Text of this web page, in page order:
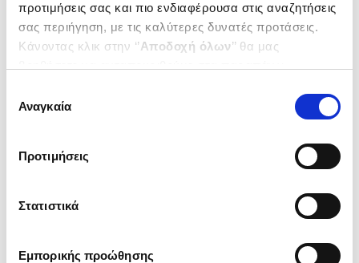
προτιμήσεις σας και πιο ενδιαφέρουσα στις αναζητήσεις
σας περιήγηση, με τις καλύτερες δυνατές προτάσεις.
Κάνοντας κλικ στην ‘’Αποδοχή όλων’’ θα μας
ενδιαφέρουν και να επιλέξετε από τα παρακάτω με την
΄΄και να ενημερωθείτε σχετικά με
συγκατάθεσης
Αναγκαία
Προτιμήσεις
Στατιστικά
Εμπορικής προώθησης